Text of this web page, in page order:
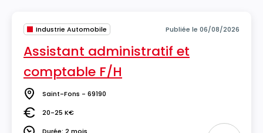
Industrie Automobile Publiée le 06/08/2026
Assistant administratif et
comptable F/H
Lieu Saint-Fons - 69190
Salaire20-25 K€